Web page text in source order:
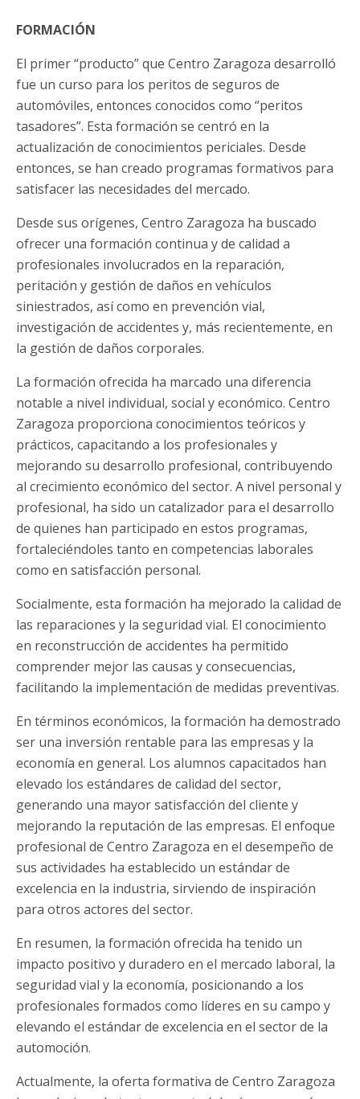
FORMACIÓN
El primer “producto” que Centro Zaragoza desarrolló
fue un curso para los peritos de seguros de
automóviles, entonces conocidos como “peritos
tasadores”. Esta formación se centró en la
actualización de conocimientos periciales. Desde
entonces, se han creado programas formativos para
satisfacer las necesidades del mercado.
Desde sus orígenes, Centro Zaragoza ha buscado
ofrecer una formación continua y de calidad a
profesionales involucrados en la reparación,
peritación y gestión de daños en vehículos
siniestrados, así como en prevención vial,
investigación de accidentes y, más recientemente, en
la gestión de daños corporales.
La formación ofrecida ha marcado una diferencia
notable a nivel individual, social y económico. Centro
Zaragoza proporciona conocimientos teóricos y
prácticos, capacitando a los profesionales y
mejorando su desarrollo profesional, contribuyendo
al crecimiento económico del sector. A nivel personal y
profesional, ha sido un catalizador para el desarrollo
de quienes han participado en estos programas,
fortaleciéndoles tanto en competencias laborales
como en satisfacción personal.
Socialmente, esta formación ha mejorado la calidad de
las reparaciones y la seguridad vial. El conocimiento
en reconstrucción de accidentes ha permitido
comprender mejor las causas y consecuencias,
facilitando la implementación de medidas preventivas.
En términos económicos, la formación ha demostrado
ser una inversión rentable para las empresas y la
economía en general. Los alumnos capacitados han
elevado los estándares de calidad del sector,
generando una mayor satisfacción del cliente y
mejorando la reputación de las empresas. El enfoque
profesional de Centro Zaragoza en el desempeño de
sus actividades ha establecido un estándar de
excelencia en la industria, sirviendo de inspiración
para otros actores del sector.
En resumen, la formación ofrecida ha tenido un
impacto positivo y duradero en el mercado laboral, la
seguridad vial y la economía, posicionando a los
profesionales formados como líderes en su campo y
elevando el estándar de excelencia en el sector de la
automoción.
Actualmente, la oferta formativa de Centro Zaragoza